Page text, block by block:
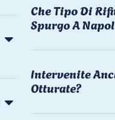
Che Tipo Di
Spurgo A
Intervenite
Otturate?